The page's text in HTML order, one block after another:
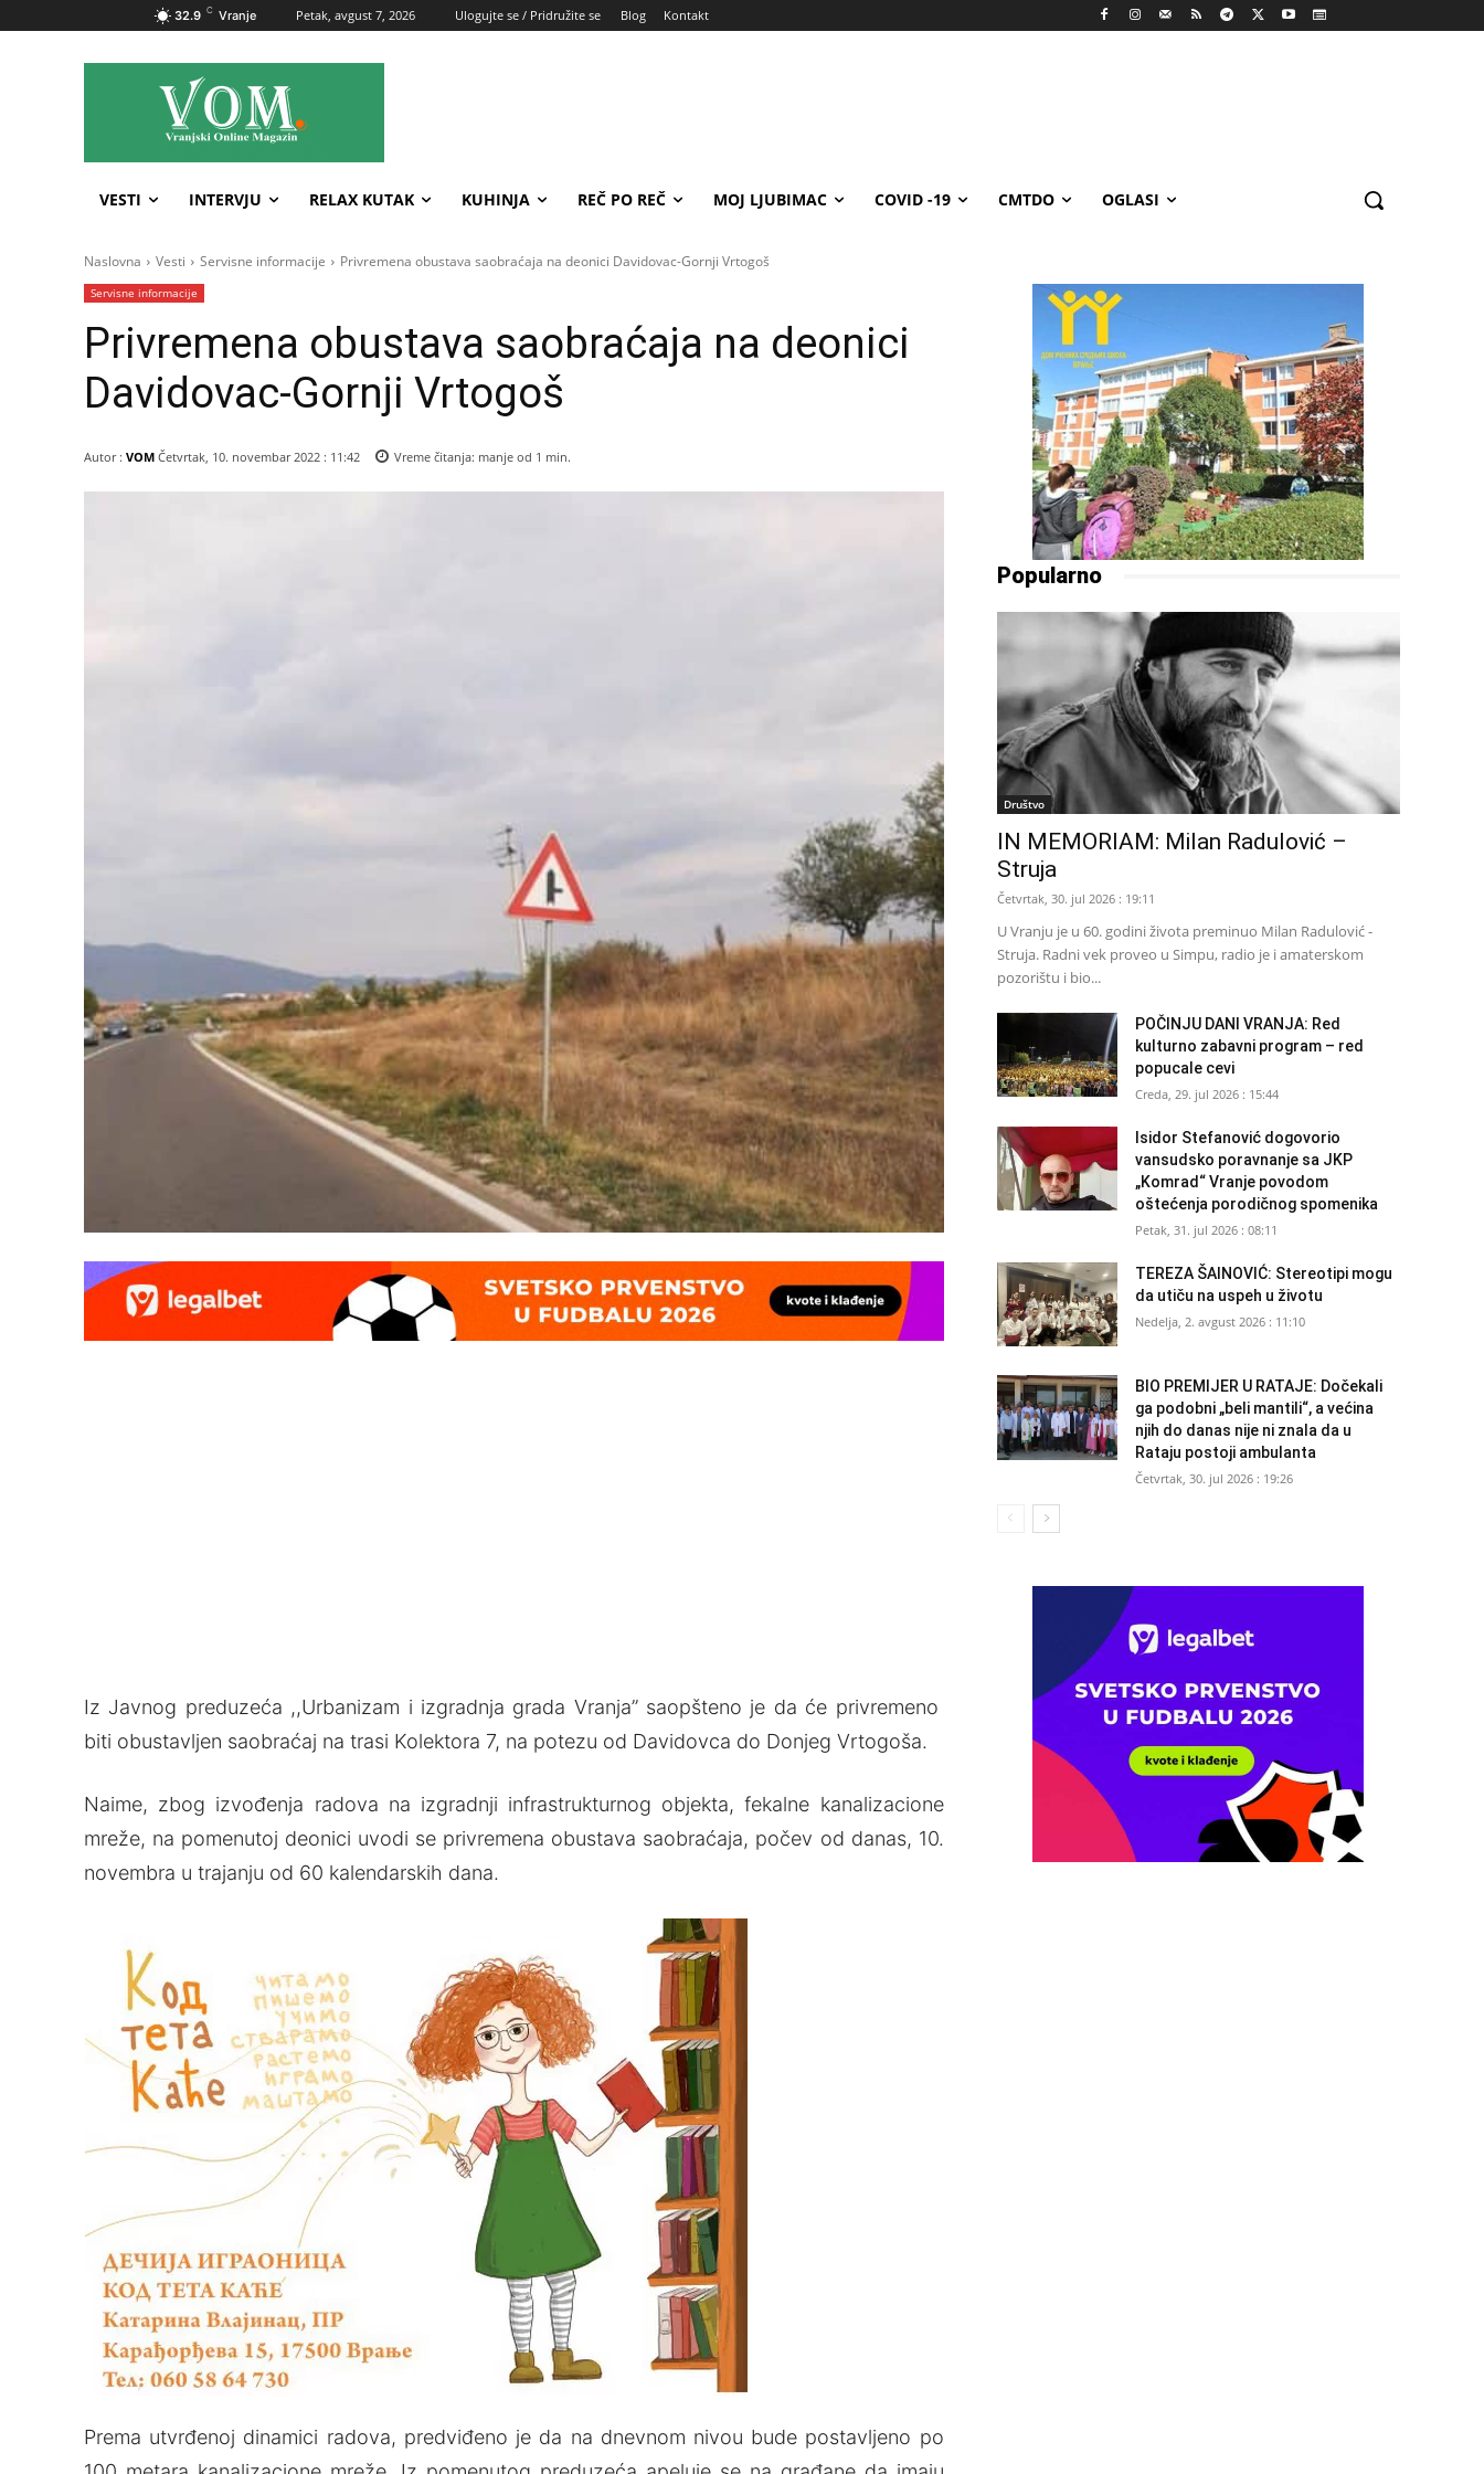
32.9 C Vranje Petak, avgust 7, 2026 Ulogujte se / Pridružite se Blog Kontakt
VESTI INTERVJU RELAX KUTAK KUHINJA REČ PO REČ MOJ LJUBIMAC COVID -19 CMTDO OGLASI
Naslovna Vesti Servisne informacije Privremena obustava saobraćaja na deonici Davidovac-Gornji Vrtogoš
Servisne informacije
Privremena obustava saobraćaja na deonici
Davidovac-Gornji Vrtogoš
Autor : VOM Četvrtak, 10. novembar 2022 : 11:42 Vreme čitanja: manje od 1 min.
Iz Javnog preduzeća ,,Urbanizam i izgradnja grada Vranja” saopšteno je da će privremeno
biti obustavljen saobraćaj na trasi Kolektora 7, na potezu od Davidovca do Donjeg Vrtogoša.
Naime, zbog izvođenja radova na izgradnji infrastrukturnog objekta, fekalne kanalizacione
mreže, na pomenutoj deonici uvodi se privremena obustava saobraćaja, počev od danas, 10.
novembra u trajanju od 60 kalendarskih dana.
Prema utvrđenoj dinamici radova, predviđeno je da na dnevnom nivou bude postavljeno po
Popularno
Društvo
IN MEMORIAM: Milan Radulović –
Struja
Četvrtak, 30. jul 2026 : 19:11
U Vranju je u 60. godini života preminuo Milan Radulović -
Struja. Radni vek proveo u Simpu, radio je i amaterskom
pozorištu i bio...
POČINJU DANI VRANJA: Red
kulturno zabavni program – red
popucale cevi
Creda, 29. jul 2026 : 15:44
Isidor Stefanović dogovorio
vansudsko poravnanje sa JKP
„Komrad“ Vranje povodom
oštećenja porodičnog spomenika
Petak, 31. jul 2026 : 08:11
TEREZA ŠAINOVIĆ: Stereotipi mogu
da utiču na uspeh u životu
Nedelja, 2. avgust 2026 : 11:10
BIO PREMIJER U RATAJE: Dočekali
ga podobni „beli mantili“, a većina
njih do danas nije ni znala da u
Rataju postoji ambulanta
Četvrtak, 30. jul 2026 : 19:26